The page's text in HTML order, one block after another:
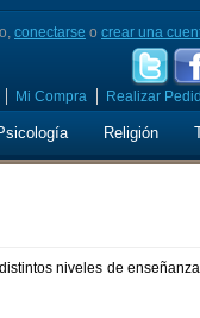
conectarse o crear una
Mi Compra Realizar
Religión
niveles de